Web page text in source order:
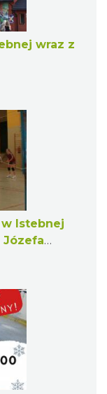
wraz z
Istebnej
Józefa